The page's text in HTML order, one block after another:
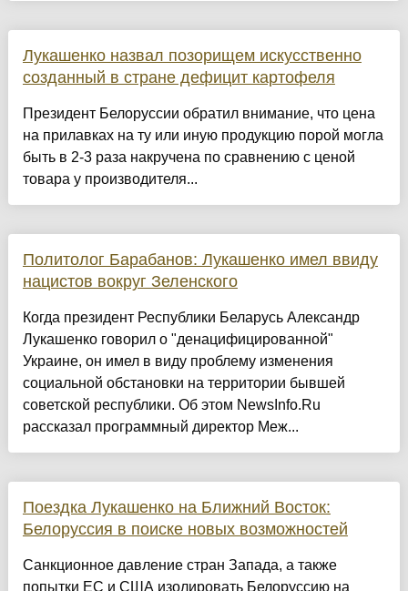
Лукашенко назвал позорищем искусственно
созданный в стране дефицит картофеля
Президент Белоруссии обратил внимание, что цена
на прилавках на ту или иную продукцию порой могла
быть в 2-3 раза накручена по сравнению с ценой
товара у производителя...
Политолог Барабанов: Лукашенко имел ввиду
нацистов вокруг Зеленского
Когда президент Республики Беларусь Александр
Лукашенко говорил о "денацифицированной"
Украине, он имел в виду проблему изменения
социальной обстановки на территории бывшей
советской республики. Об этом NewsInfo.Ru
рассказал программный директор Меж...
Поездка Лукашенко на Ближний Восток:
Белоруссия в поиске новых возможностей
Санкционное давление стран Запада, а также
попытки ЕС и США изолировать Белоруссию на